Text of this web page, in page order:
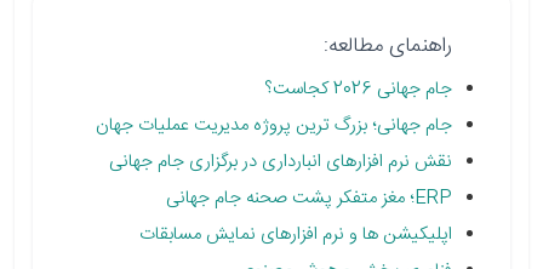
راهنمای مطالعه:
جام جهانی 2026 کجاست؟
جام جهانی؛ بزرگ ترین پروژه مدیریت عملیات جهان
نقش نرم افزارهای انبارداری در برگزاری جام جهانی
ERP؛ مغز متفکر پشت صحنه جام جهانی
اپلیکیشن ها و نرم افزارهای نمایش مسابقات